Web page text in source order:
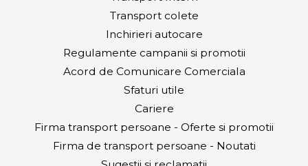
Transport colete
Inchirieri autocare
Regulamente campanii si promotii
Acord de Comunicare Comerciala
Sfaturi utile
Cariere
Firma transport persoane - Oferte si promotii
Firma de transport persoane - Noutati